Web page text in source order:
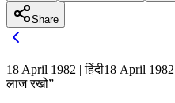
Share
18 April 1982 | हिंदी18 April
लाज रखो”